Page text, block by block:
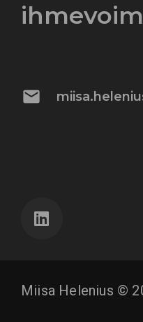
mail
Miisa Helenius ©